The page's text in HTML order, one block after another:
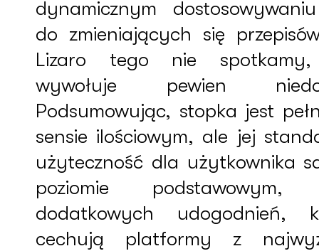
dynamicznym
do zmieniających się
Lizaro tego nie
wywołuje pewien
Podsumowując, stopka jest
sensie ilościowym, ale jej
użyteczność dla użytkownika
poziomie podstawowym,
dodatkowych udogodnień,
cechują platformy z